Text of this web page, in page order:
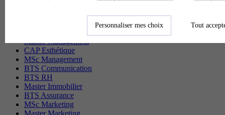
Master Management
CAP Esthétique
MSc Management
BTS Communication
BTS RH
Master Immobilier
BTS Assurance
MSc Marketing
Personnaliser mes choix Tout